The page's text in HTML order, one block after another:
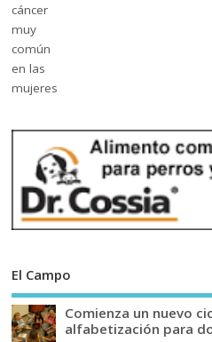
El Campo
Comienza un nuevo
alfabetización para